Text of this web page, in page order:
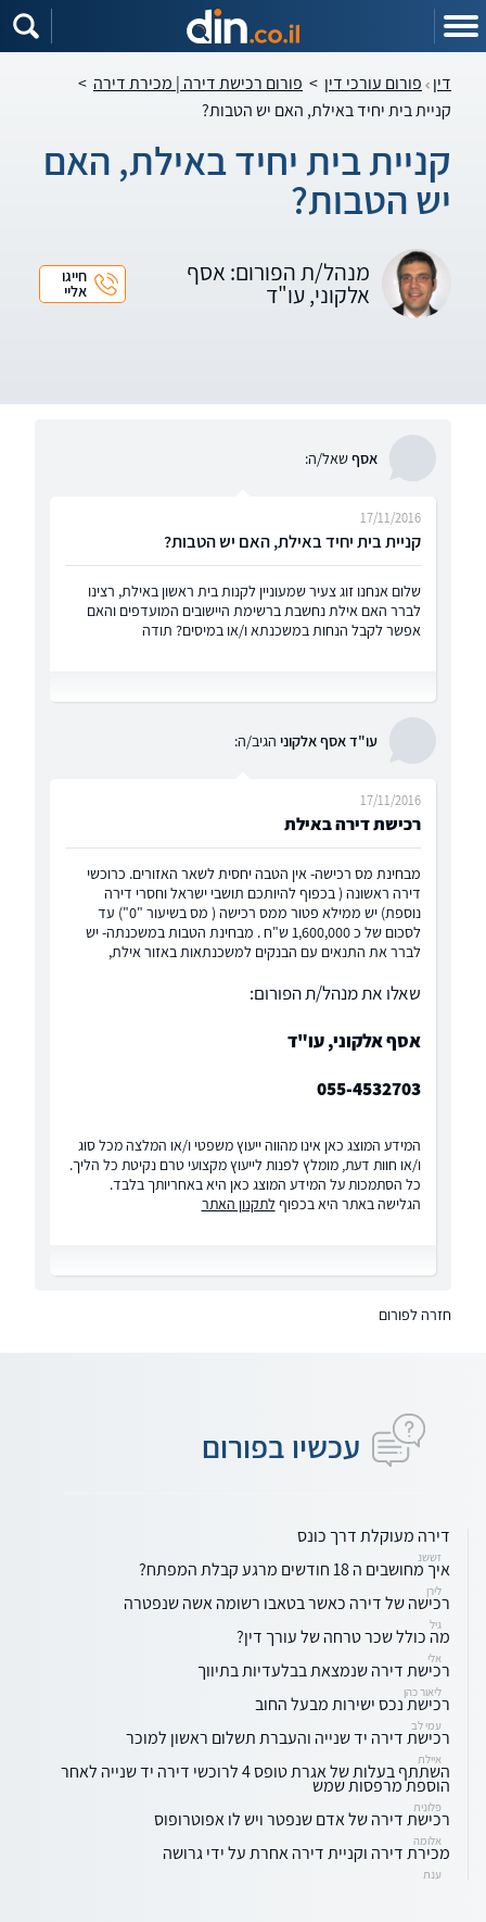
דין פורום עורכי דין > פורום רכישת דירה | מכירת דירה >
קניית בית יחיד באילת, האם יש הטבות?
קניית בית יחיד באילת, האם
יש הטבות?
מנהל/ת הפורום: אסף
אלקוני, עו"ד
חייגו
אליי
אסףשאל/ה:
קניית בית יחיד באילת, האם יש הטבות?
17/11/2016
שלום אנחנו זוג צעיר שמעוניין לקנות בית ראשון באילת, רצינו
לברר האם אילת נחשבת ברשימת היישובים המועדפים והאם
אפשר לקבל הנחות במשכנתא ו/או במיסים? תודה
עו"ד אסף אלקוני הגיב/ה:
רכישת דירה באילת
17/11/2016
מבחינת מס רכישה- אין הטבה יחסית לשאר האזורים. כרוכשי
דירה ראשונה ( בכפוף להיותכם תושבי ישראל וחסרי דירה
נוספת) יש ממילא פטור ממס רכישה ( מס בשיעור "0") עד
לסכום של כ 1,600,000 ש"ח . מבחינת הטבות במשכנתה- יש
לברר את התנאים עם הבנקים למשכנתאות באזור אילת,
שאלו את מנהל/ת הפורום:
אסף אלקוני, עו"ד
055-4532703
המידע המוצג כאן אינו מהווה ייעוץ משפטי ו/או המלצה מכל סוג
ו/או חוות דעת, מומלץ לפנות לייעוץ מקצועי טרם נקיטת כל הליך.
כל הסתמכות על המידע המוצג כאן היא באחריותך בלבד.
הגלישה באתר היא בכפוף לתקנון האתר
חזרה לפורום
עכשיו בפורום
דירה מעוקלת דרך כונס
זששנ
איך מחושבים ה 18 חודשים מרגע קבלת המפתח?
לירן
רכישה של דירה כאשר בטאבו רשומה אשה שנפטרה
גיל
מה כולל שכר טרחה של עורך דין?
אלי
רכישת דירה שנמצאת בבלעדיות בתיווך
ליאור כהן
רכישת נכס ישירות מבעל החוב
עמי לב
רכישת דירה יד שנייה והעברת תשלום ראשון למוכר
איילת
השתתף בעלות של אגרת טופס 4 לרוכשי דירה יד שנייה לאחר
הוספת מרפסות שמש
פלונית
רכישת דירה של אדם שנפטר ויש לו אפוטרופוס
אלומה
מכירת דירה וקניית דירה אחרת על ידי גרושה
ענת